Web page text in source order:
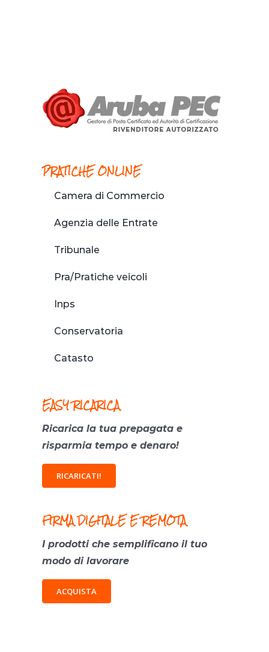
PRATICHE ONLINE
Camera di Commercio
Agenzia delle Entrate
Tribunale
Pra/Pratiche veicoli
Inps
Conservatoria
Catasto
EASY RICARICA
Ricarica la tua prepagata e
risparmia tempo e denaro!
RICARICATI!
FIRMA DIGITALE E REMOTA
I prodotti che semplificano il tuo
modo di lavorare
ACQUISTA